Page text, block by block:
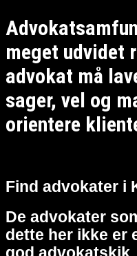
meget udvidet
advokat må
sager, vel og
orientere
Find advokater i
De advokater
dette her ikke er